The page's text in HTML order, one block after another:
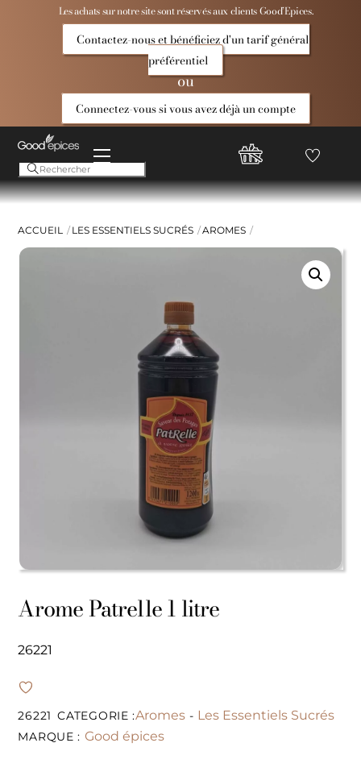
Les achats sur notre site sont réservés aux clients Good’Epices.
Contactez-nous et bénéficiez d'un tarif général
préférentiel
ou
Connectez-vous si vous avez déjà un compte
Menu
Compte
Good
Favoris
ACCUEIL LES ESSENTIELS SUCRÉS AROMES
Arome Patrelle 1 litre
26221
26221 CATEGORIE :Aromes - Les Essentiels Sucrés
MARQUE : Good épices